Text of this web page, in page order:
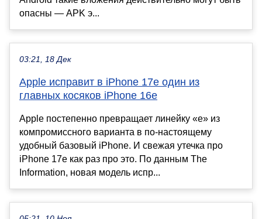
опасны — APK э...
03:21, 18 Дек
Apple исправит в iPhone 17e один из
главных косяков iPhone 16e
Apple постепенно превращает линейку «е» из
компромиссного варианта в по-настоящему
удобный базовый iPhone. И свежая утечка про
iPhone 17e как раз про это. По данным The
Information, новая модель испр...